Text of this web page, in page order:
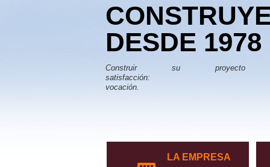
DESDE 1978
Construir su
satisfacción: Nuestro
vocación.
LA EMPRESA